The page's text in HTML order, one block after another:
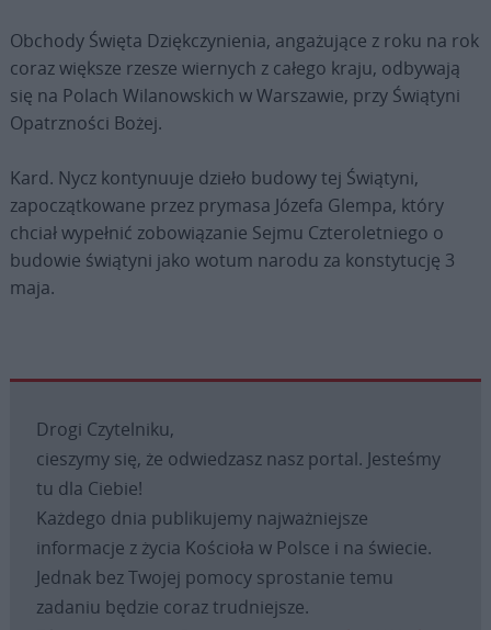
Obchody Święta Dziękczynienia, angażujące z roku na rok
coraz większe rzesze wiernych z całego kraju, odbywają
się na Polach Wilanowskich w Warszawie, przy Świątyni
Opatrzności Bożej.
Kard. Nycz kontynuuje dzieło budowy tej Świątyni,
zapoczątkowane przez prymasa Józefa Glempa, który
chciał wypełnić zobowiązanie Sejmu Czteroletniego o
budowie świątyni jako wotum narodu za konstytucję 3
maja.
Drogi Czytelniku,
cieszymy się, że odwiedzasz nasz portal. Jesteśmy
tu dla Ciebie!
Każdego dnia publikujemy najważniejsze
informacje z życia Kościoła w Polsce i na świecie.
Jednak bez Twojej pomocy sprostanie temu
zadaniu będzie coraz trudniejsze.